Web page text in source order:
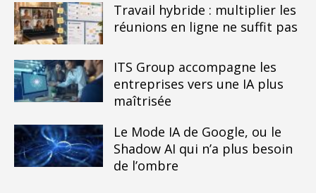
Travail hybride : multiplier les
réunions en ligne ne suffit pas
ITS Group accompagne les
entreprises vers une IA plus
maîtrisée
Le Mode IA de Google, ou le
Shadow AI qui n’a plus besoin
de l’ombre